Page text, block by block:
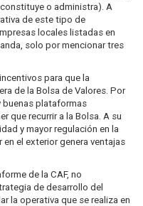
o administra). A
de este tipo de
locales listadas en
solo por mencionar tres
para que la
de la Bolsa de Valores. Por
buenas plataformas
que recurrir a la Bolsa. A su
y mayor regulación en la
el exterior genera ventajas
de la CAF, no
de desarrollo del
la operativa que se realiza en